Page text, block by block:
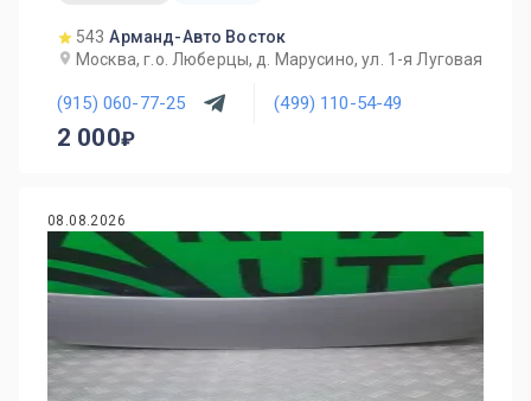
543 Арманд-Авто Восток
Москва, г.о. Люберцы, д. Марусино, ул. 1-я Луговая
(915) 060-77-25 (499) 110-54-49
2 000
08.08.2026